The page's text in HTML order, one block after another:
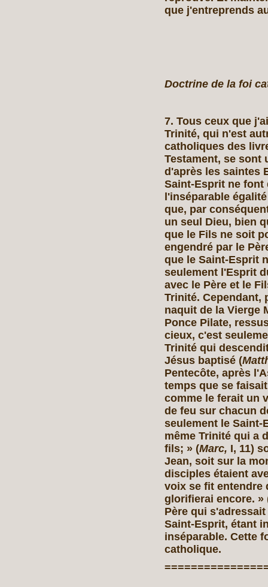
que j'entreprends
Doctrine de la foi
7. Tous ceux que
Trinité, qui n'est
catholiques des
Testament, se sont
d'après les saintes
Saint‑Esprit ne
l'inséparable
que, par
un seul Dieu, bien
que le Fils ne soit
engendré par le
que le Saint-Esprit
seulement l'Esprit
avec le Père et le
Trinité. Cependant,
naquit de la Vierge
Ponce Pilate,
cieux, c'est
Trinité qui
Jésus baptisé (
Pentecôte, après
temps que se
comme le ferait un
de feu sur chacun
seulement le
même Trinité qui a
fils; » (Marc, I, 11)
Jean, soit sur la
disciples étaient
voix se fit entendre
glorifierai encore. »
Père qui
Saint‑Esprit, étant
inséparable. Cette
catholique.